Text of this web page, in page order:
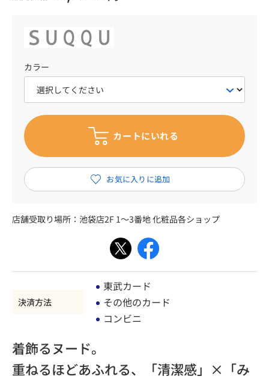
カラー
店舗受取り場所： 池袋店2F 1～3番地 化粧品各ショップ
決済方法
東武カード
その他のカード
コンビニ
着飾るヌード。
重ねるほどあふれる、「清潔感」×「み